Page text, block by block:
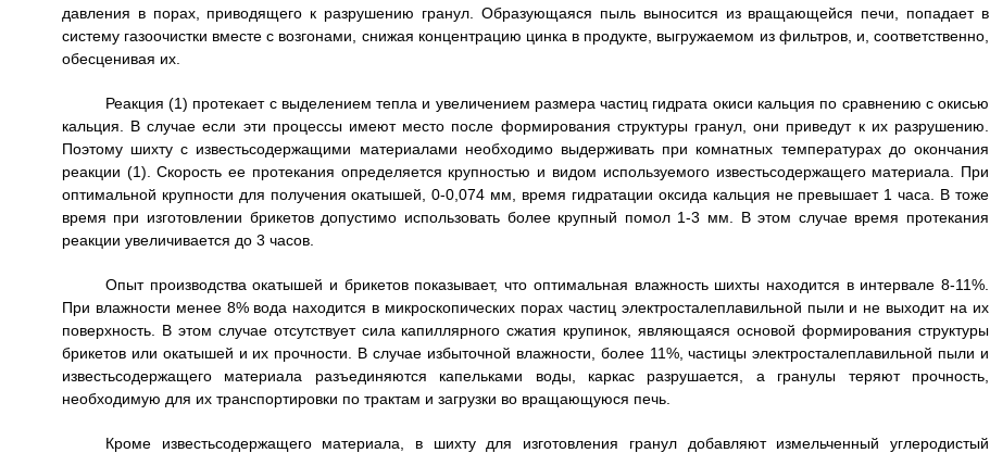
давления в порах, приводящего к разрушению гранул. Образующаяся пыль выносится из вращающейся печи, попадает в
систему газоочистки вместе с возгонами, снижая концентрацию цинка в продукте, выгружаемом из фильтров, и, соответственно,
обесценивая их.
Реакция (1) протекает с выделением тепла и увеличением размера частиц гидрата окиси кальция по сравнению с окисью
кальция. В случае если эти процессы имеют место после формирования структуры гранул, они приведут к их разрушению.
Поэтому шихту с известьсодержащими материалами необходимо выдерживать при комнатных температурах до окончания
реакции (1). Скорость ее протекания определяется крупностью и видом используемого известьсодержащего материала. При
оптимальной крупности для получения окатышей, 0-0,074 мм, время гидратации оксида кальция не превышает 1 часа. В тоже
время при изготовлении брикетов допустимо использовать более крупный помол 1-3 мм. В этом случае время протекания
реакции увеличивается до 3 часов.
Опыт производства окатышей и брикетов показывает, что оптимальная влажность шихты находится в интервале 8-11%.
При влажности менее 8% вода находится в микроскопических порах частиц электросталеплавильной пыли и не выходит на их
поверхность. В этом случае отсутствует сила капиллярного сжатия крупинок, являющаяся основой формирования структуры
брикетов или окатышей и их прочности. В случае избыточной влажности, более 11%, частицы электросталеплавильной пыли и
известьсодержащего материала разъединяются капельками воды, каркас разрушается, а гранулы теряют прочность,
необходимую для их транспортировки по трактам и загрузки во вращающуюся печь.
Кроме известьсодержащего материала, в шихту для изготовления гранул добавляют измельченный углеродистый